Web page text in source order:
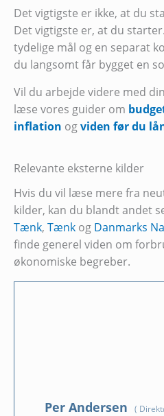
Det vigtigste er ikke, at du
Det vigtigste er, at du
tydelige mål og en separat
du langsomt får bygget en
Vil du arbejde videre med
læse vores guider om
inflation ogviden før du
Relevante eksterne kilder
Hvis du vil læse mere fra
kilder, kan du blandt andet
Tænk, Tænk og Danmarks
finde generel viden om
økonomiske begreber.
Per Andersen (